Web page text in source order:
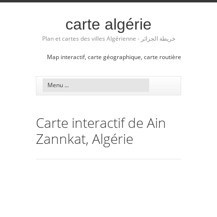
carte algérie
Plan et cartes des villes Algérienne - خريطة الجزائر
Map interactif, carte géographique, carte routière
Carte interactif de Ain
Zannkat, Algérie